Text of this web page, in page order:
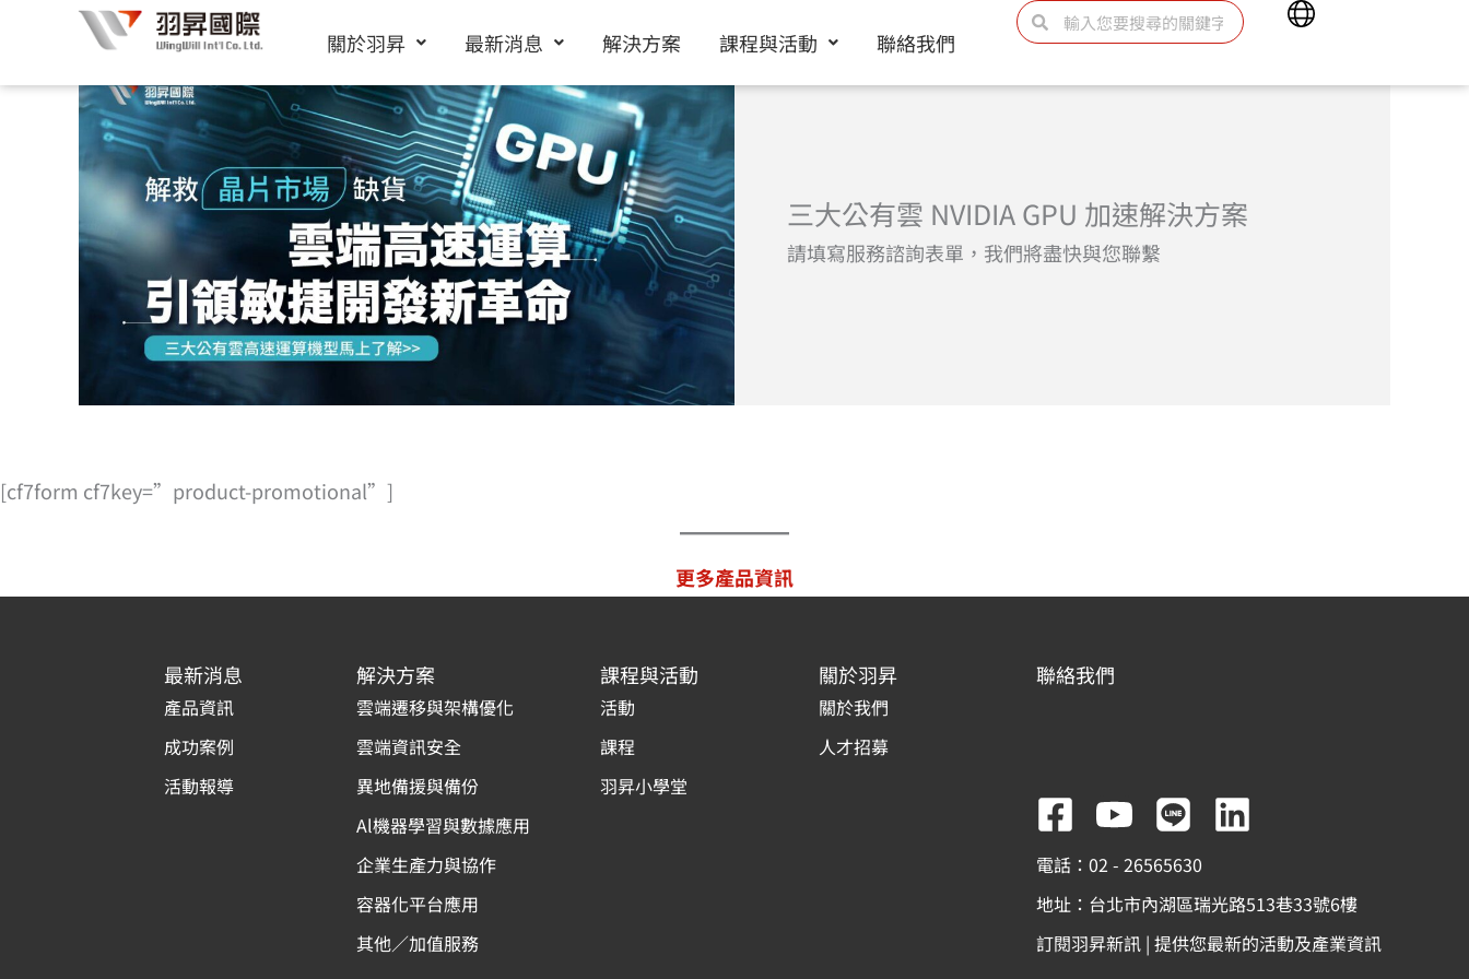
主
關於羽昇 最新消息 解決方案 課程與活動 聯絡我們
搜
Main
三大公有雲 NVIDIA GPU 加速解決方案
請填寫服務諮詢表單，我們將盡快與您聯繫
[cf7form cf7key=”product-promotional”]
更多產品資訊
最新消息
產品資訊
成功案例
活動報導
解決方案
雲端遷移與架構優化
雲端資訊安全
異地備援與備份
Al機器學習與數據應用
企業生產力與協作
容器化平台應用
其他／加值服務
課程與活動
活動
課程
羽昇小學堂
關於羽昇
關於我們
人才招募
聯絡我們
F
a
c
e
b
Y
o
u
t
u
L
i
n
e
L
n
k
e
電話：02 - 26565630
地址：台北市內湖區瑞光路513巷33號6樓
訂閱羽昇新訊 | 提供您最新的活動及產業資訊